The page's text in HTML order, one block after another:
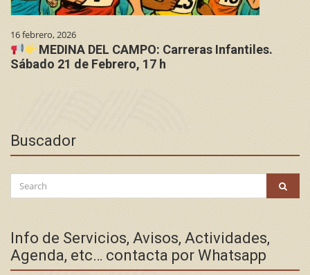
16 febrero, 2026
MEDINA DEL CAMPO: Carreras Infantiles.
Sábado 21 de Febrero, 17 h
Buscador
Search
for:
Info de Servicios, Avisos, Actividades,
Agenda, etc… contacta por Whatsapp